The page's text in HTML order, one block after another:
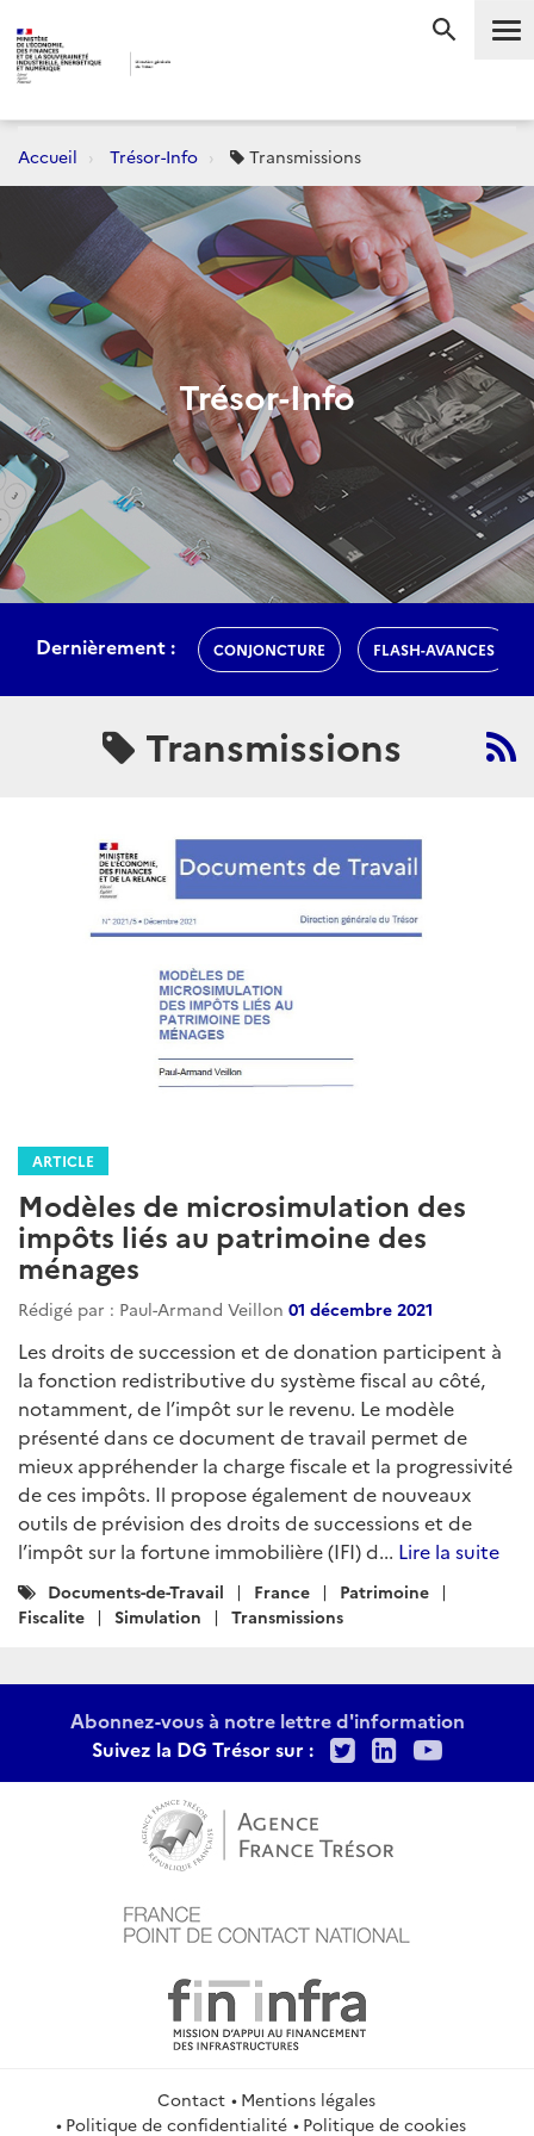
Accueil Trésor-Info Transmissions
Trésor-Info
Dernièrement : CONJONCTURE FLASH-AVANCES
Transmissions
ARTICLE
Modèles de microsimulation des
impôts liés au patrimoine des
ménages
Rédigé par : Paul-Armand Veillon 01 décembre 2021
Les droits de succession et de donation participent à
la fonction redistributive du système fiscal au côté,
notamment, de l’impôt sur le revenu. Le modèle
présenté dans ce document de travail permet de
mieux appréhender la charge fiscale et la progressivité
de ces impôts. Il propose également de nouveaux
outils de prévision des droits de successions et de
l’impôt sur la fortune immobilière (IFI) d... Lire la suite
Catégories
:
Documents-de-Travail France
Patrimoine
Fiscalite
Simulation Transmissions
Abonnez-vous à notre lettre d'information
Suivez la DG Trésor sur :
TwitterLinkedIn
Contact
Mentions légales
Politique de confidentialité
Politique de cookies